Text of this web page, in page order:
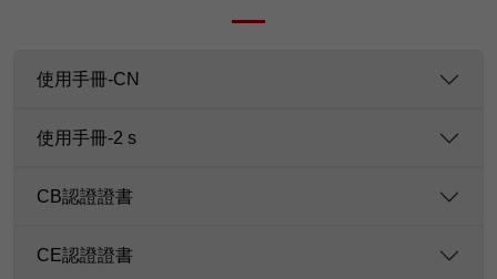
使用手冊-CN
使用手冊-2 s
CB認證證書
CE認證證書